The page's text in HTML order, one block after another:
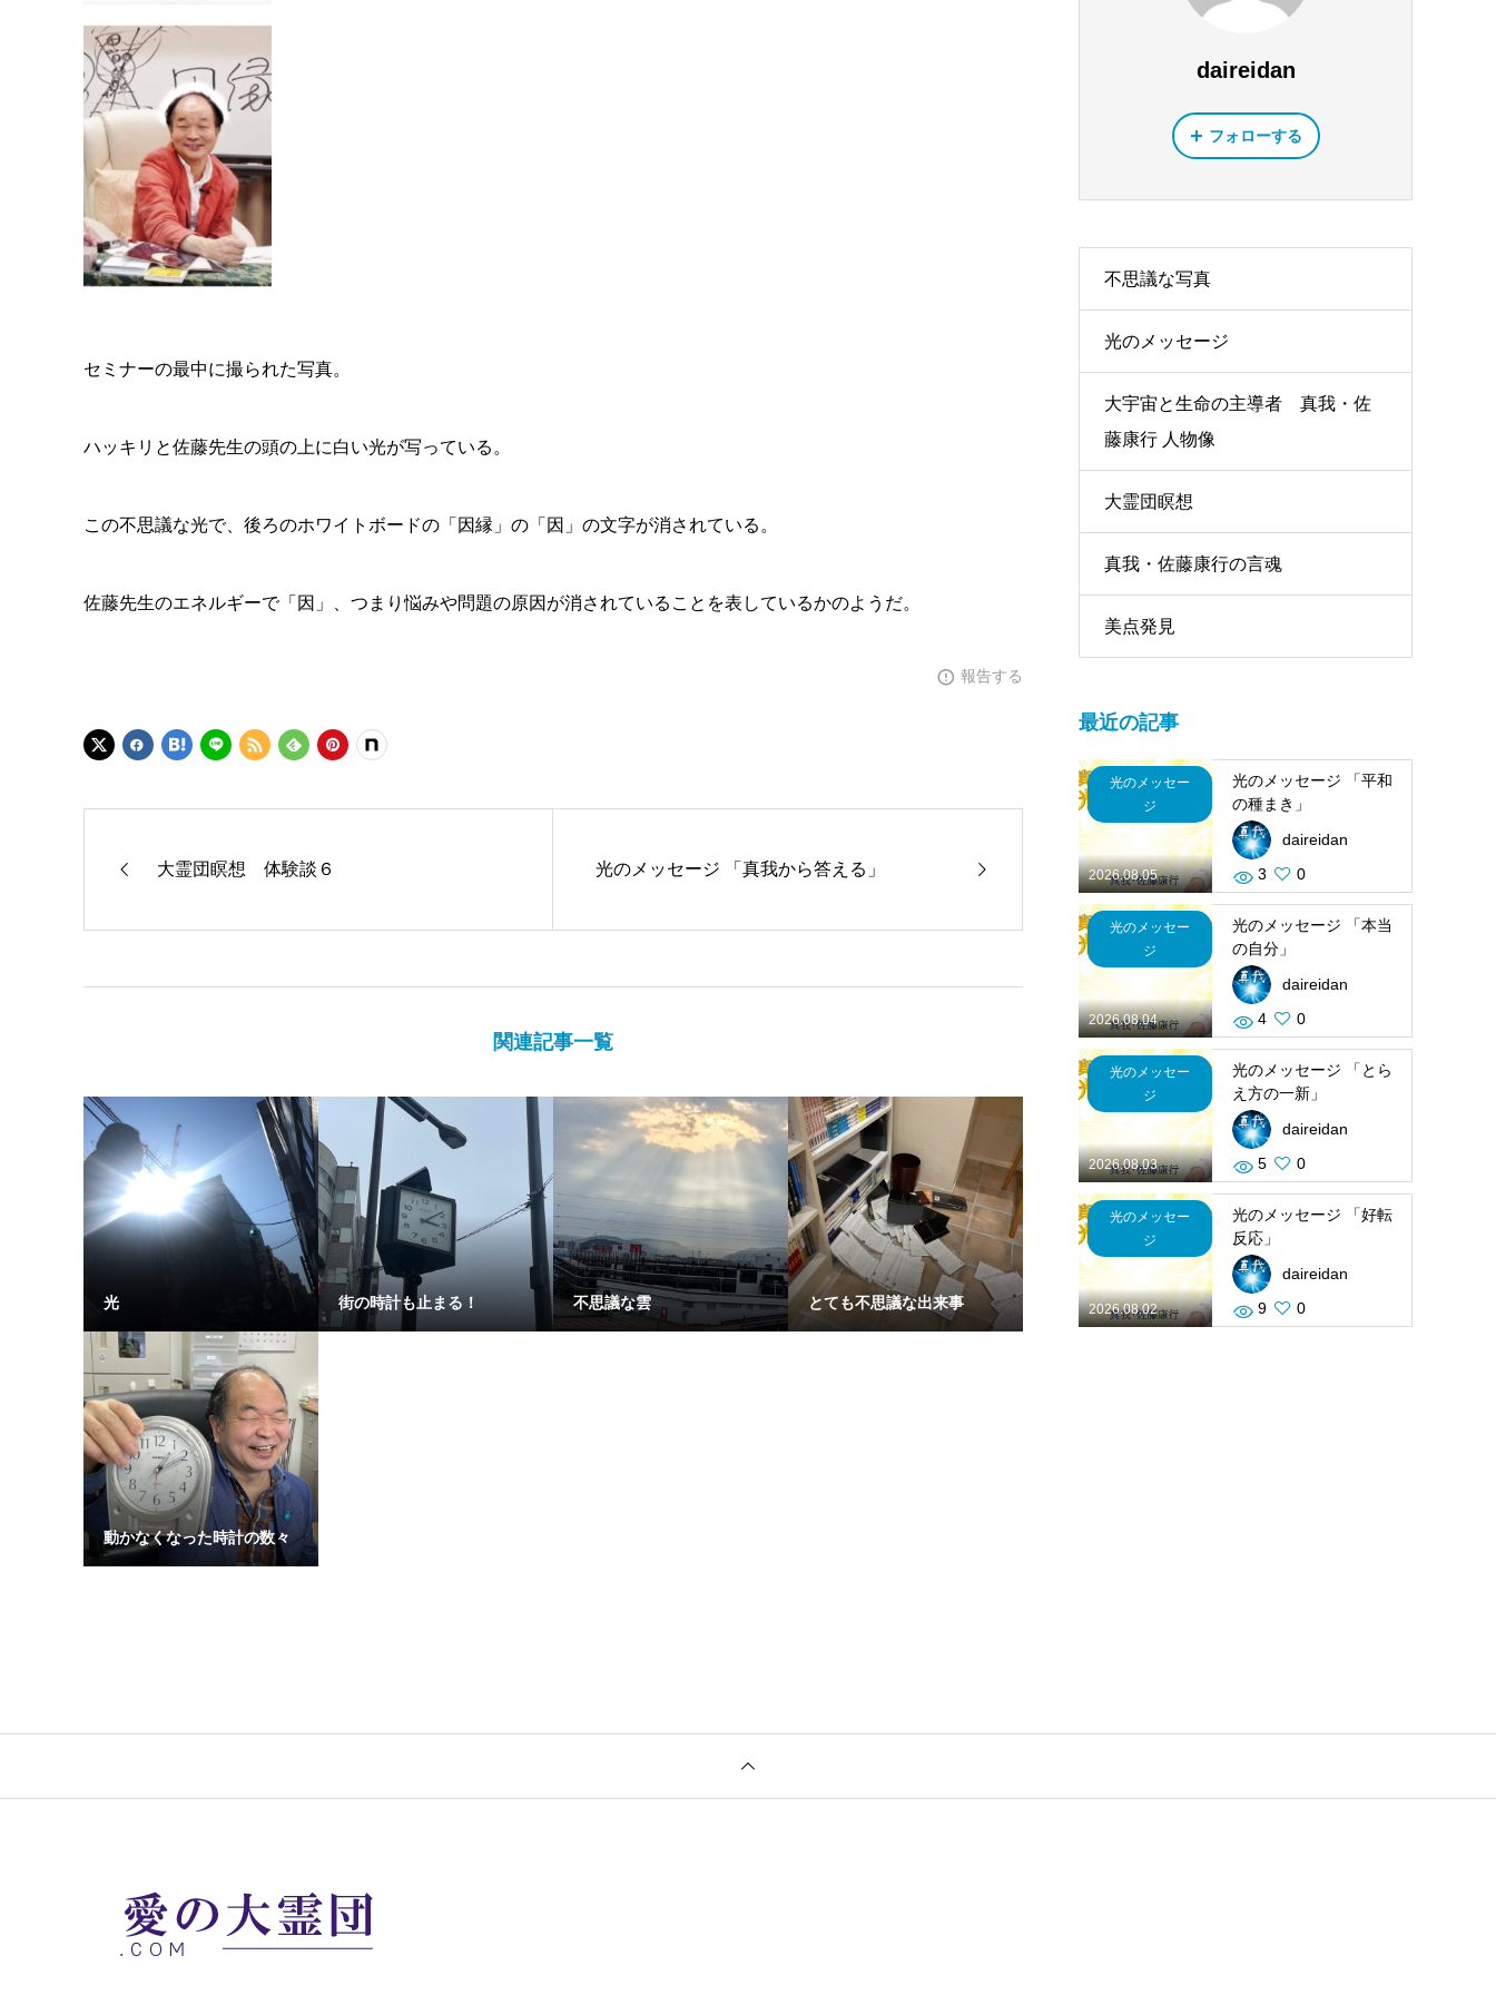
セミナーの最中に撮られた写真。
ハッキリと佐藤先生の頭の上に白い光が写っている。
この不思議な光で、後ろのホワイトボードの「因縁」の「因」の文字が消されている。
佐藤先生のエネルギーで「因」、つまり悩みや問題の原因が消されていることを表しているかのようだ。
報告する
大霊団瞑想 体験談６ 光のメッセージ 「真我から答える」
関連記事一覧
光 街の時計も止まる！ 不思議な雲 とても不思議な出来事
動かなくなった時計の数々
daireidan
フォローする
不思議な写真
光のメッセージ
大宇宙と生命の主導者 真我・佐
藤康行 人物像
大霊団瞑想
真我・佐藤康行の言魂
美点発見
最近の記事
2026.08.05
光のメッセー
ジ
光のメッセージ 「平和
の種まき」
daireidan
3
0
2026.08.04
光のメッセー
ジ
光のメッセージ 「本当
の自分」
daireidan
4
0
2026.08.03
光のメッセー
ジ
光のメッセージ 「とら
え方の一新」
daireidan
5
0
2026.08.02
光のメッセー
ジ
光のメッセージ 「好転
反応」
daireidan
9
0